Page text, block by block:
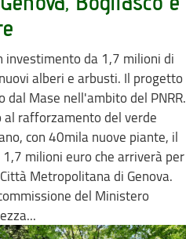
investimento da 1,7 milioni di
alberi e arbusti. Il progetto
dal Mase nell'ambito del PNRR.
al rafforzamento del verde
con 40mila nuove piante, il
milioni euro che arriverà per
Metropolitana di Genova.
del Ministero